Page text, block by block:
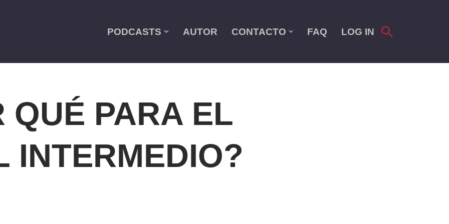
PODCASTS AUTOR CONTACTO FAQ LOG IN
QUÉ PARA EL
INTERMEDIO?